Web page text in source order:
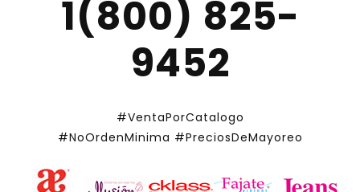
1(800) 825-
9452
#VentaPorCatalogo
#NoOrdenMinima #PreciosDeMayoreo